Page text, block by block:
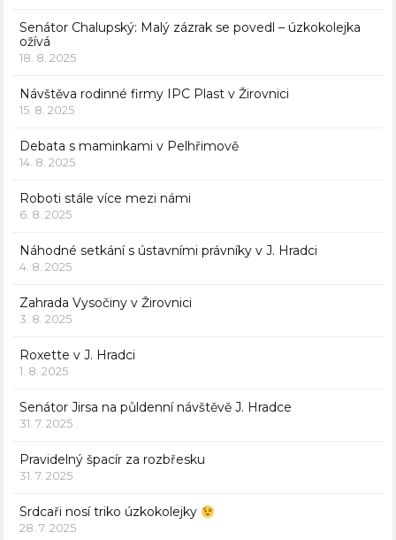
Senátor Chalupský: Malý zázrak se povedl – úzkokolejka
ožívá
18. 8. 2025
Návštěva rodinné firmy IPC Plast v Žirovnici
15. 8. 2025
Debata s maminkami v Pelhřimově
14. 8. 2025
Roboti stále více mezi námi
6. 8. 2025
Náhodné setkání s ústavními právníky v J. Hradci
4. 8. 2025
Zahrada Vysočiny v Žirovnici
3. 8. 2025
Roxette v J. Hradci
1. 8. 2025
Senátor Jirsa na půldenní návštěvě J. Hradce
31. 7. 2025
Pravidelný špacír za rozbřesku
31. 7. 2025
Srdcaři nosí triko úzkokolejky
28. 7. 2025